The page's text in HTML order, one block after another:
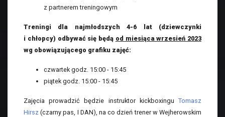
z partnerem treningowym
Treningi dla najmłodszych 4-6 lat (dziewczynki
i chłopcy) odbywać się będą od miesiąca wrzesień 2023
wg obowiązującego grafiku zajęć:
czwartek godz. 15:00 - 15:45
piątek godz. 15:00 - 15:45
Zajęcia prowadzić będzie instruktor kickboxingu Tomasz
Hirsz (czarny pas, I DAN), na co dzień trener w Wejherowskim